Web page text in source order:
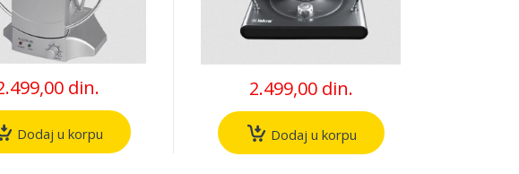
din.
Dodaj u korpu
2.499,00 din.
Dodaj u korpu